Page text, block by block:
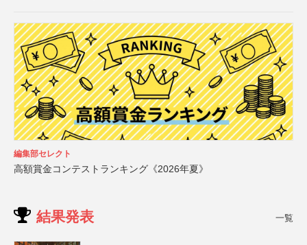
編集部セレクト
高額賞金コンテストランキング《2026年夏》
結果発表 一覧